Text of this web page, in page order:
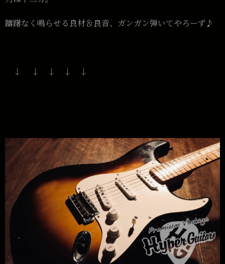
躊躇なく鳴らせる良材＆良音、ガンガン弾いてやろーず♪
↓ ↓ ↓ ↓ ↓